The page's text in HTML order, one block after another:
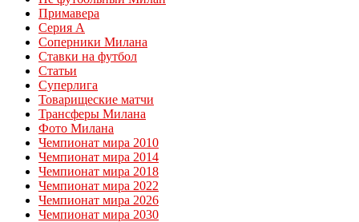
Примавера
Серия А
Соперники Милана
Ставки на футбол
Статьи
Суперлига
Товарищеские матчи
Трансферы Милана
Фото Милана
Чемпионат мира 2010
Чемпионат мира 2014
Чемпионат мира 2018
Чемпионат мира 2022
Чемпионат мира 2026
Чемпионат мира 2030